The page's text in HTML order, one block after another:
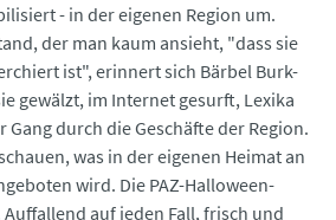
- in der eigenen Region um.
der man kaum ansieht, "dass sie
ist", erinnert sich Bärbel Burk-
gewälzt, im Internet gesurft, Lexika
durch die Geschäfte der Region.
was in der eigenen Heimat an
wird. Die PAZ-Halloween-
auf jeden Fall, frisch und